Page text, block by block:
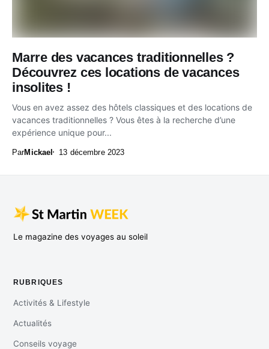
Marre des vacances traditionnelles ?
Découvrez ces locations de vacances
insolites !
Vous en avez assez des hôtels classiques et des locations de
vacances traditionnelles ? Vous êtes à la recherche d’une
expérience unique pour...
ParMickael 13 décembre 2023
Le magazine des voyages au soleil
RUBRIQUES
Activités & Lifestyle
Actualités
Conseils voyage